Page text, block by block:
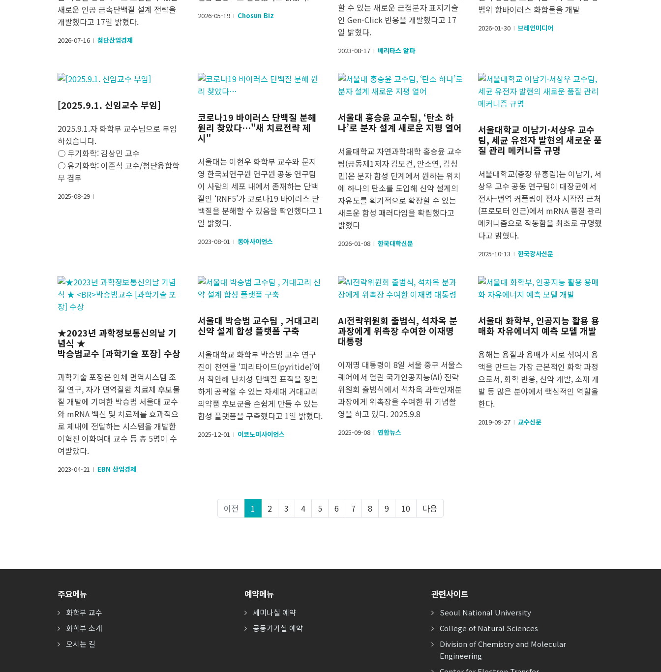
새로운 인공 금속단백질 설계 전략을
개발했다고 17일 밝혔다.
2026-07-16 첨단산업경제
2026-05-19 Chosun Biz
할 수 있는 새로운 근접분자 표지기술
인 Gen-Click 반응을 개발했다고 17
일 밝혔다.
2023-08-17 베리타스 알파
범위 항바이러스 화합물을 개발
2026-01-30 브레인미디어
[2025.9.1. 신임교수 부임]
2025.9.1.자 화학부 교수님으로 부임
하셨습니다.
○ 무기화학: 김상민 교수
○ 유기화학: 이준석 교수/첨단융합학
부 겸무
2025-08-29
코로나19 바이러스 단백질 분해
원리 찾았다…"새 치료전략 제
시"
서울대는 이현우 화학부 교수와 문지
영 한국뇌연구원 연구원 공동 연구팀
이 사람의 세포 내에서 존재하는 단백
질인 ‘RNF5’가 코로나19 바이러스 단
백질을 분해할 수 있음을 확인했다고 1
일 밝혔다.
2023-08-01 동아사이언스
서울대 홍승윤 교수팀, ‘탄소 하
나’로 분자 설계 새로운 지평 열어
서울대학교 자연과학대학 홍승윤 교수
팀(공동제1저자 김모건, 안소연, 김성
민)은 분자 합성 단계에서 원하는 위치
에 하나의 탄소를 도입해 신약 설계의
자유도를 획기적으로 확장할 수 있는
새로운 합성 패러다임을 확립했다고
밝혔다
2026-01-08 한국대학신문
서울대학교 이남기·서상우 교수
팀, 세균 유전자 발현의 새로운 품
질 관리 메커니즘 규명
서울대학교(총장 유홍림)는 이남기, 서
상우 교수 공동 연구팀이 대장균에서
전사–번역 커플링이 전사 시작점 근처
(프로모터 인근)에서 mRNA 품질 관리
메커니즘으로 작동함을 최초로 규명했
다고 밝혔다.
2025-10-13 한국강사신문
★2023년 과학정보통신의날 기
념식 ★
박승범교수 [과학기술 포장] 수상
과학기술 포장은 인체 면역시스템 조
절 연구, 자가 면역질환 치료제 후보물
질 개발에 기여한 박승범 서울대 교수
와 mRNA 백신 및 치료제를 효과적으
로 체내에 전달하는 시스템을 개발한
이혁진 이화여대 교수 등 총 5명이 수
여받았다.
2023-04-21 EBN 산업경제
서울대 박승범 교수팀 , 거대고리
신약 설계 합성 플랫폼 구축
서울대학교 화학부 박승범 교수 연구
진이 천연물 ‘피리타이드(pyritide)’에
서 착안해 난치성 단백질 표적을 정밀
하게 공략할 수 있는 차세대 거대고리
의약품 후보군을 손쉽게 만들 수 있는
합성 플랫폼을 구축했다고 1일 밝혔다.
2025-12-01 이코노미사이언스
AI전략위원회 출범식, 석차옥 분
과장에게 위촉장 수여한 이재명
대통령
이재명 대통령이 8일 서울 중구 서울스
퀘어에서 열린 국가인공지능(AI) 전략
위원회 출범식에서 석차옥 과학인재분
과장에게 위촉장을 수여한 뒤 기념촬
영을 하고 있다. 2025.9.8
2025-09-08 연합뉴스
서울대 화학부, 인공지능 활용 용
매화 자유에너지 예측 모델 개발
용해는 용질과 용매가 서로 섞여서 용
액을 만드는 가장 근본적인 화학 과정
으로서, 화학 반응, 신약 개발, 소재 개
발 등 많은 분야에서 핵심적인 역할을
한다.
2019-09-27 교수신문
이전 1 2 3 4 5 6 7 8 9 10 다음
주요메뉴
화학부 교수
화학부 소개
오시는 길
예약메뉴
세미나실 예약
공동기기실 예약
관련사이트
Seoul National University
College of Natural Sciences
Division of Chemistry and Molecular
Engineering